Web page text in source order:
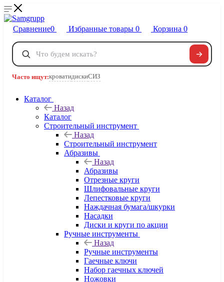
Сравнение0 Избранные товары 0 Корзина 0
Телефоны
8 800 222-40-09
Часто ищут:кроватидискиСИЗ
Каталог
Назад
Каталог
Строительный инструмент
Назад
Строительный инструмент
Абразивы
Назад
Абразивы
Отрезные круги
Шлифовальные круги
Лепестковые круги
Наждачная бумага/шкурки
Насадки
Диски и круги по акции
Ручные инструменты
Назад
Ручные инструменты
Гаечные ключи
Набор гаечных ключей
Ножовки